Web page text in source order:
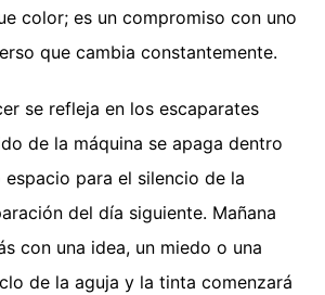
color; es un compromiso con uno
que cambia constantemente.
se refleja en los escaparates
de la máquina se apaga dentro
para el silencio de la
del día siguiente. Mañana
con una idea, un miedo o una
de la aguja y la tinta comenzará